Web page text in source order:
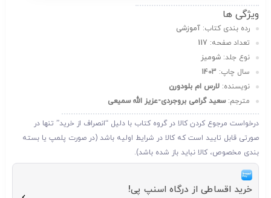
ویژگی ها
رده بندی کتاب: آموزشی
تعداد صفحه: 117
نوع جلد: شومیز
سال چاپ: 1403
نویسنده: لارس ام بلودورن
مترجم:سعید گرامی بروجردی-عزیز الله سمیعی
درخواست مرجوع کردن کالا در گروه کتاب با دلیل “انصراف از خرید” تنها در
صورتی قابل تایید است که کالا در شرایط اولیه باشد (در صورت پلمپ یا بسته
بندی مخصوص، کالا نباید باز شده باشد).
خرید اقساطی از درگاه اسنپ پی!